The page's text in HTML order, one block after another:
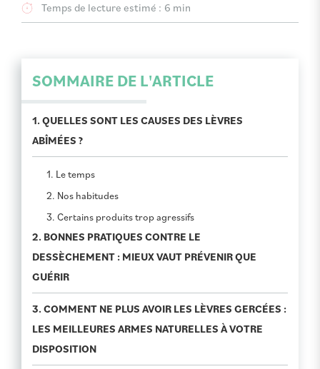
Temps de lecture estimé : 6 min
SOMMAIRE DE L'ARTICLE
1. QUELLES SONT LES CAUSES DES LÈVRES
ABÎMÉES ?
1. Le temps
2. Nos habitudes
3. Certains produits trop agressifs
2. BONNES PRATIQUES CONTRE LE
DESSÈCHEMENT : MIEUX VAUT PRÉVENIR QUE
GUÉRIR
3. COMMENT NE PLUS AVOIR LES LÈVRES GERCÉES :
LES MEILLEURES ARMES NATURELLES À VOTRE
DISPOSITION